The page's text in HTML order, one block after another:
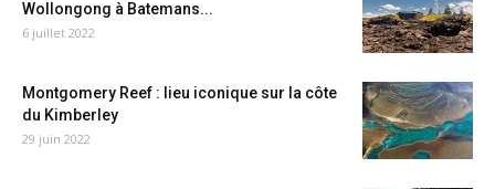
Wollongong à Batemans...
6 juillet 2022
Montgomery Reef : lieu iconique sur la côte
du Kimberley
29 juin 2022